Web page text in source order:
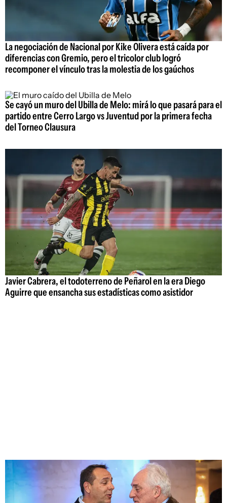
La negociación de Nacional por Kike Olivera está caída por
diferencias con Gremio, pero el tricolor club logró
recomponer el vínculo tras la molestia de los gaúchos
Se cayó un muro del Ubilla de Melo: mirá lo que pasará para el
partido entre Cerro Largo vs Juventud por la primera fecha
del Torneo Clausura
Javier Cabrera, el todoterreno de Peñarol en la era Diego
Aguirre que ensancha sus estadísticas como asistidor